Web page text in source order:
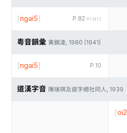
P.82 #12415
[ngai5]
粵音韻彙 黃錫凌, 1980 (1941)
P.10
[ngai5]
道漢字音 陳瑞祺及道字總社同人, 1939
[oi2